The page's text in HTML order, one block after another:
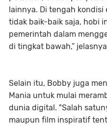
lainnya. Di tengah
tidak baik-baik saja, hobi
pemerintah dalam
di tingkat bawah,”
Selain itu, Bobby juga
Mania untuk mulai
dunia digital. "Salah
maupun film inspiratif